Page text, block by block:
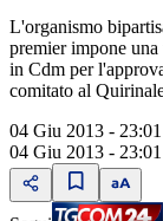
L'organismo
premier impone
in Cdm per
comitato al
04 Giu 2013 - 23:01
04 Giu 2013 - 23:01